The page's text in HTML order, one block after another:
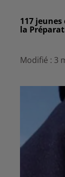
117
la
Modifié : 3